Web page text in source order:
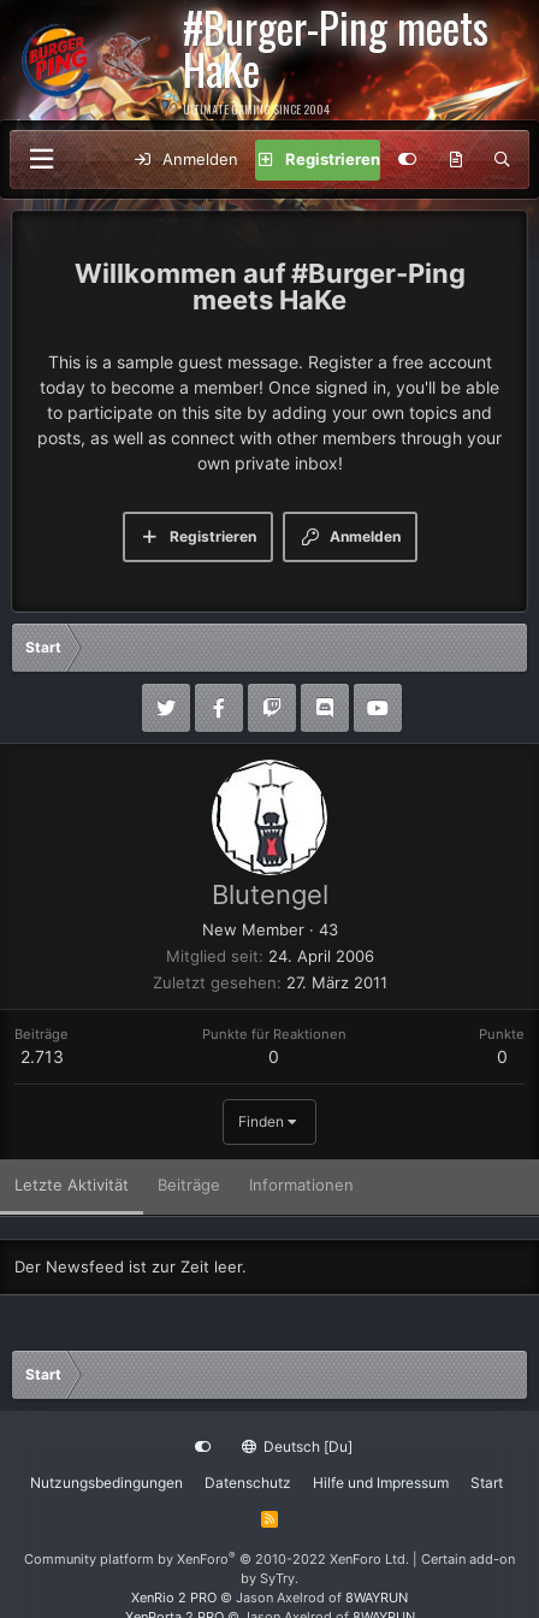
#Burger-Ping meets
HaKe
ULTIMATE GAMING SINCE 2004
Anmelden Registrieren
#Burger-Ping
meets HaKe
This is a sample guest message. Register a free account
today to become a member! Once signed in, you'll be able
to participate on this site by adding your own topics and
posts, as well as connect with other members through your
own private inbox!
Anmelden
Registrieren
Start
Blutengel
New Member · 43
Mitglied seit
24. April 2006
Zuletzt gesehen
27. März 2011
Beiträge
2.713
Punkte für Reaktionen
0
Punkte
0
Finden
Letzte Aktivität Beiträge Informationen
Der Newsfeed ist zur Zeit leer.
Start
Deutsch [Du]
Nutzungsbedingungen
Datenschutz Hilfe und Impressum Start
R
Community platform by XenForo® © 2010-2022 XenForo Ltd.
Certain add-on
by SyTry.
XenRio 2 PRO © Jason Axelrod of 8WAYRUN